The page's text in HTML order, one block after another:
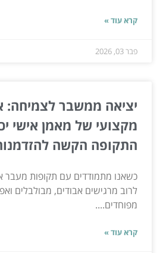
קרא עוד »
פבר 03, 2026
יציאה ממשבר לצמיחה:
מקצועי של מאמן אישי
התקופה הקשה
כשאנו מתמודדים עם תקופות מעבר
לרוב מרגישים אבודים, מבולבלים
מפוחדים....
קרא עוד »